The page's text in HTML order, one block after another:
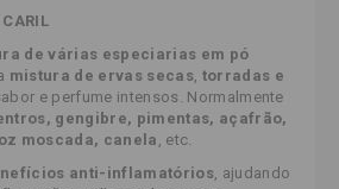
CARIL
de várias especiarias em pó
mistura de ervas secas, torradas e
e perfume intensos. Normalmente
gengibre, pimentas, açafrão,
moscada, canela , etc.
anti-inflamatórios, ajudando